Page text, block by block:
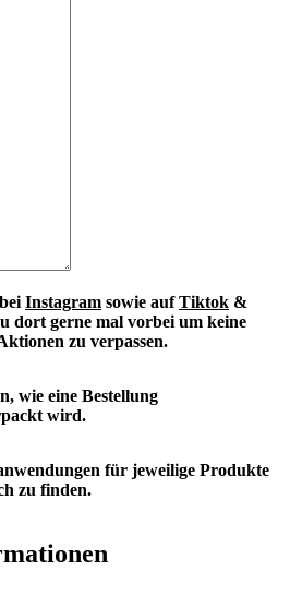
Instagram sowie aufTiktok &
dort gerne mal vorbei um keine
zu verpassen.
wie eine Bestellung
wird.
für jeweilige Produkte
zu finden.